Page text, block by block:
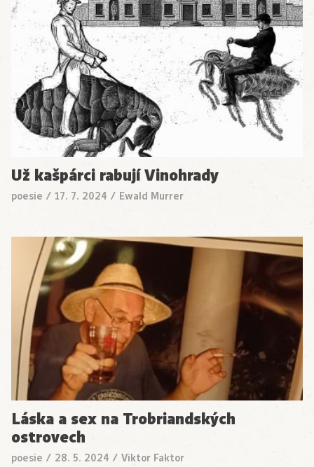
Už kašpárci rabují Vinohrady
poesie / 17. 7. 2024 / Ewald Murrer
Láska a sex na Trobriandských
ostrovech
poesie / 28. 5. 2024 / Viktor Faktor